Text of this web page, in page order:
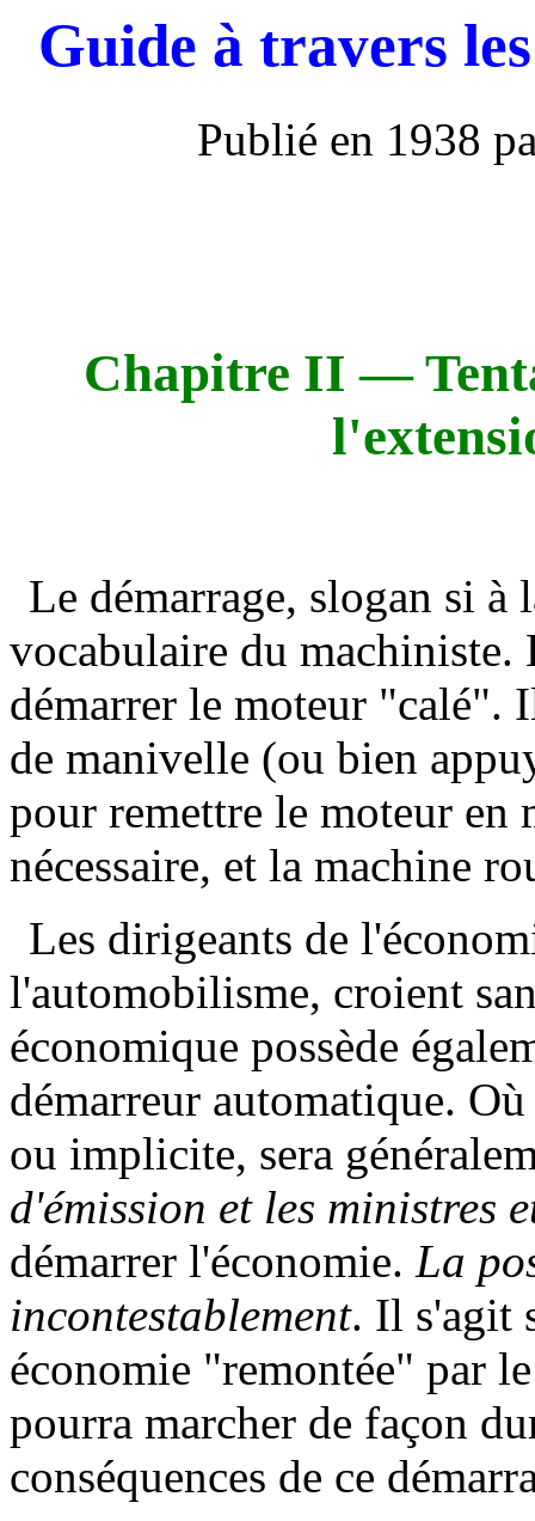
Guide à travers
Publié en 1938
Chapitre II —
Le démarrage, slogan si à
vocabulaire du
démarrer le moteur "calé".
de manivelle (ou bien
pour remettre le moteur en
nécessaire, et la machine
Les dirigeants de
l'automobilisme, croient
économique possède
démarreur automatique.
ou implicite, sera
d'émission et les ministres
démarrer l'économie. La
incontestablement. Il s'agit
économie "remontée" par
pourra marcher de façon
conséquences de ce